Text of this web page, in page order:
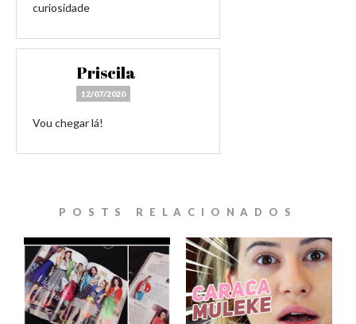
curiosidade
Priscila
12/07/2020
Vou chegar lá!
POSTS RELACIONADOS